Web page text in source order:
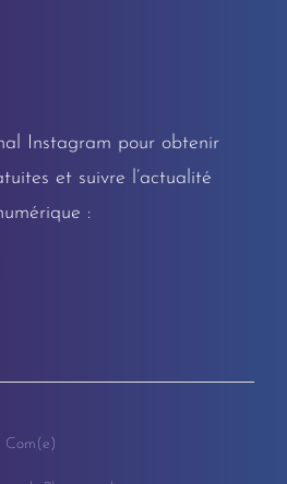
Instagram pour obtenir
et suivre l’actualité
:
Com(e)